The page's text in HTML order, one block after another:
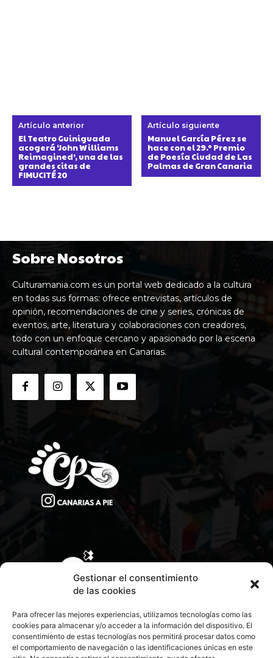
Gestionar el consentimiento
de las cookies
Para ofrecer las mejores experiencias, utilizamos tecnologías como las
cookies para almacenar y/o acceder a la información del dispositivo. El
consentimiento de estas tecnologías nos permitirá procesar datos como
el comportamiento de navegación o las identificaciones únicas en este
Artículo anterior
El Teatro Guiniguada
acogerá ‘John Williams
Reimagined’, una de las
grandes citas de
FIMUCITÉ 20
Artículo siguiente
Manuel García Pérez se
hace con el 29.º Premio
de Poesía Ciudad de Las
Palmas de Gran Canaria
Sobre Nosotros
Culturamania.com es un portal web dedicado a la cultura
en todas sus formas: ofrece entrevistas, artículos de
opinión, recomendaciones de cine y series, crónicas de
eventos, arte, literatura y colaboraciones con creadores,
todo con un enfoque cercano y apasionado por la escena
cultural contemporánea en Canarias.